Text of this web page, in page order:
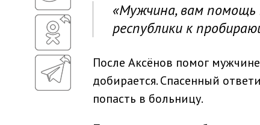
«Мужчина, вам помощь
республики к
После Аксёнов помог
добирается. Спасенный
попасть в больницу.